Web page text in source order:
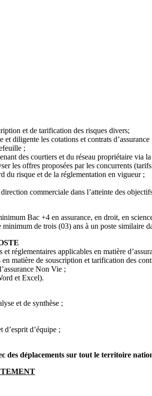
et de tarification des risques divers;
diligente les cotations et contrats d’assurance
;
des courtiers et du réseau propriétaire via
les offres proposées par les concurrents
du risque et de la réglementation en vigueur ;
commerciale dans l’atteinte des
Bac +4 en assurance, en droit, en
de trois (03) ans à un poste similaire
réglementaires applicables en matière
matière de souscription et tarification des
Non Vie ;
et Excel).
et de synthèse ;
d’équipe ;
des déplacements sur tout le territoire